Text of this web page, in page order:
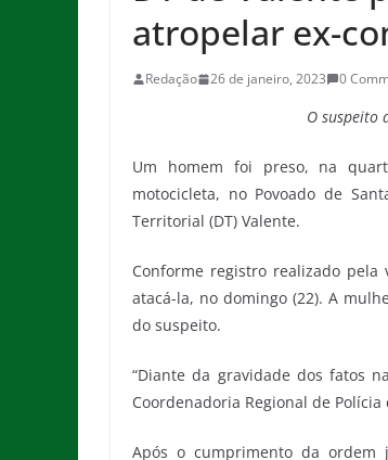
atropelar ex-
Redação 26 de janeiro, 2023 0
O suspeito
Um homem foi preso, na
motocicleta, no Povoado de
Territorial (DT) Valente.
Conforme registro realizado
atacá-la, no domingo (22). A
do suspeito.
“Diante da gravidade dos fatos
Coordenadoria Regional de
Após o cumprimento da ordem